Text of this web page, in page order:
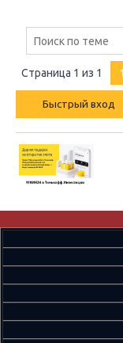
Страница 1 из 1